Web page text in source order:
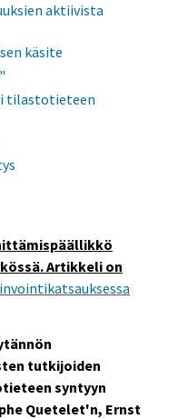
aktiivista
käsite
tilastotieteen
Artikkeli on
tutkijoiden
syntyyn
Quetelet'n, Ernst